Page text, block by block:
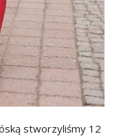
stworzyliśmy 12